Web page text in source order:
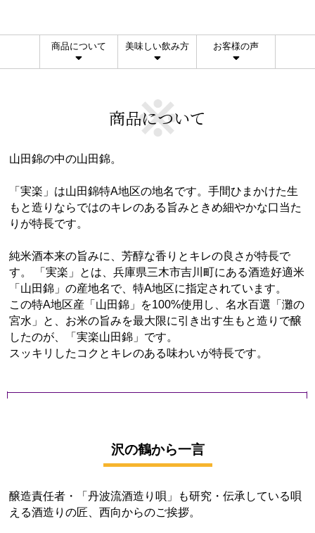
商品について 美味しい飲み方 お客様の声
商品について
山田錦の中の山田錦。
「実楽」は山田錦特A地区の地名です。手間ひまかけた生
もと造りならではのキレのある旨みときめ細やかな口当た
りが特長です。
純米酒本来の旨みに、芳醇な香りとキレの良さが特長で
す。 「実楽」とは、兵庫県三木市吉川町にある酒造好適米
「山田錦」の産地名で、特A地区に指定されています。
この特A地区産「山田錦」を100%使用し、名水百選「灘の
宮水」と、お米の旨みを最大限に引き出す生もと造りで醸
したのが、「実楽山田錦」です。
スッキリしたコクとキレのある味わいが特長です。
沢の鶴から一言
醸造責任者・「丹波流酒造り唄」も研究・伝承している唄
える酒造りの匠、西向からのご挨拶。